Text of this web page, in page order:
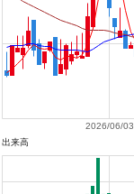
2026/06/03
出来高